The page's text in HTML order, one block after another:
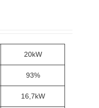
20kW
93%
16,7kW